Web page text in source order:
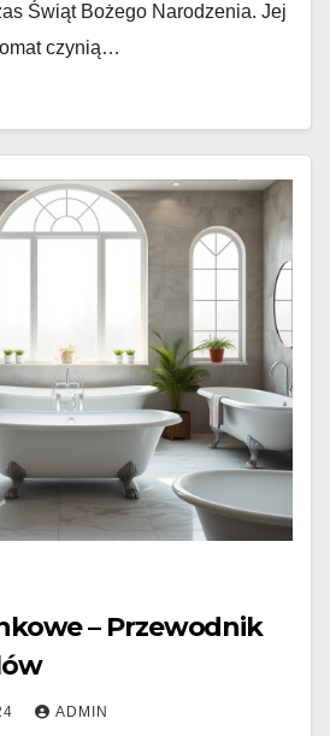
Świąt Bożego Narodzenia. Jej
czynią…
– Przewodnik
ADMIN